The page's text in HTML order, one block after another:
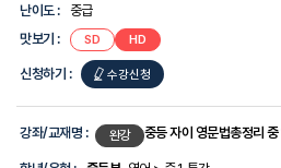
난이도 :
중급
맛보기 :
SD HD
신청하기 : 수강신청
강좌/교재명 : 완강 중등 자이 영문법총정리